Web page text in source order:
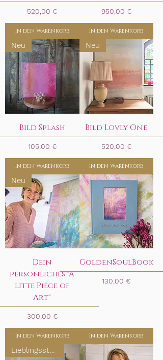
Preis
520,00 €
In den Warenkorb
Preis
950,00 €
In den Warenkorb
Neu
Bild Splash
Preis
105,00 €
In den Warenkorb
Neu
Bild Lovly One
Preis
520,00 €
In den Warenkorb
Neu
Dein
persönliches "A
litte Piece of
Art"
Preis
300,00 €
In den Warenkorb
GoldenSoulBook
Preis
130,00 €
In den Warenkorb
Lieblingsstück